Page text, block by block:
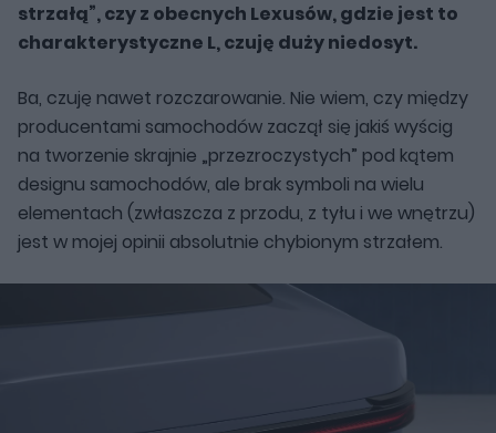
strzałą”, czy z obecnych Lexusów, gdzie jest to
charakterystyczne L, czuję duży niedosyt.
Ba, czuję nawet rozczarowanie. Nie wiem, czy między
producentami samochodów zaczął się jakiś wyścig
na tworzenie skrajnie „przezroczystych” pod kątem
designu samochodów, ale brak symboli na wielu
elementach (zwłaszcza z przodu, z tyłu i we wnętrzu)
jest w mojej opinii absolutnie chybionym strzałem.